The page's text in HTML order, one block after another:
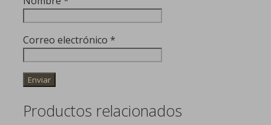
Correo electrónico *
Productos relacionados